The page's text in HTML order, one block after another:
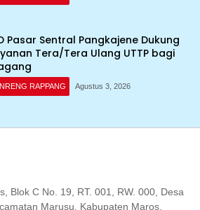
Pasar Sentral Pangkajene Dukung
Tera/Tera Ulang UTTP bagi
RAPPANG Agustus 3, 2026
Blok C No. 19, RT. 001, RW. 000, Desa
Marusu, Kabupaten Maros,